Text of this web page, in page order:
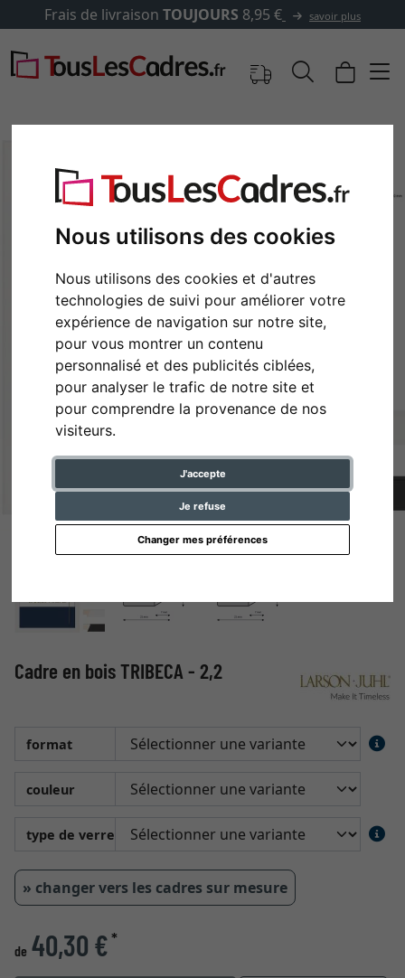
Nous utilisons des cookies
Nous utilisons des cookies et d'autres
technologies de suivi pour améliorer votre
expérience de navigation sur notre site,
pour vous montrer un contenu
personnalisé et des publicités ciblées,
pour analyser le trafic de notre site et
pour comprendre la provenance de nos
visiteurs.
J'accepte
Je refuse
Changer mes préférences
Frais de livraisonTOUJOURS8,95 € savoir plus
Retour
Cadre en bois TRIBECA - 2,2
format
couleur
type de verre
» changer vers les cadres sur mesure
de 40,30 €*